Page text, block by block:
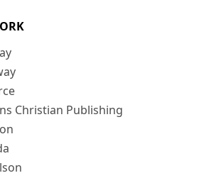
Christian Publishing